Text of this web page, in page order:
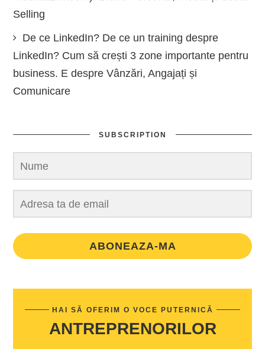
Selling
De ce LinkedIn? De ce un training despre
LinkedIn? Cum să crești 3 zone importante pentru
business. E despre Vânzări, Angajați și
Comunicare
SUBSCRIPTION
ABONEAZA-MA
HAI SĂ OFERIM O VOCE PUTERNICĂ
ANTREPRENORILOR